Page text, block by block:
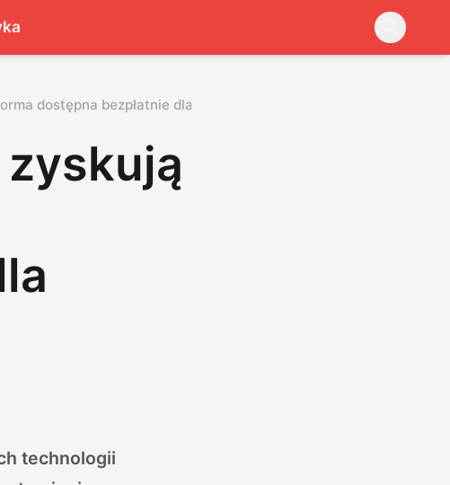
dostępna bezpłatnie dla każdego
zyskują
technologii